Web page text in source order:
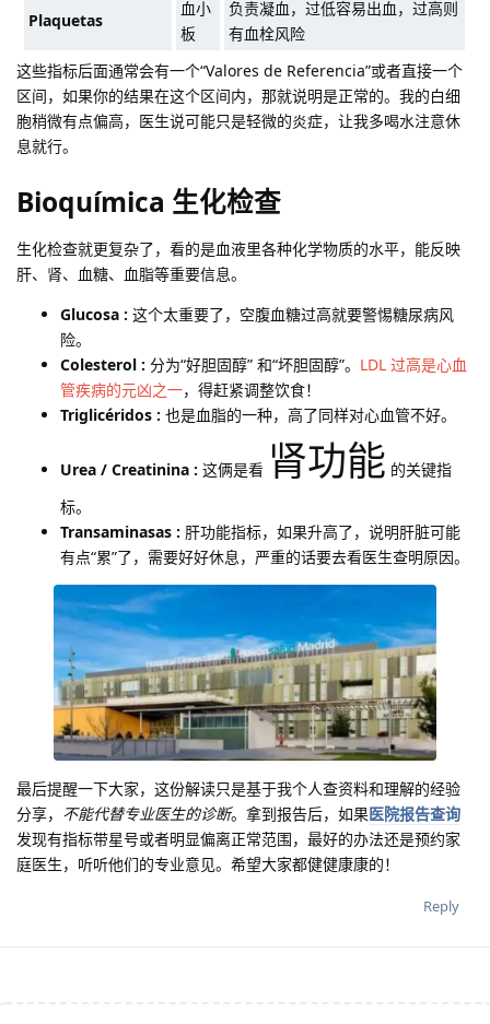
Plaquetas
血小
板
负责凝血，过低容易出血，过高则
有血栓风险
这些指标后面通常会有一个“Valores de Referencia”或者直接一个
区间，如果你的结果在这个区间内，那就说明是正常的。我的白细
胞稍微有点偏高，医生说可能只是轻微的炎症，让我多喝水注意休
息就行。
Bioquímica 生化检查
生化检查就更复杂了，看的是血液里各种化学物质的水平，能反映
肝、肾、血糖、血脂等重要信息。
Glucosa : 这个太重要了，空腹血糖过高就要警惕糖尿病风
险。
Colesterol : 分为“好胆固醇” 和“坏胆固醇”。 LDL 过高是心血
管疾病的元凶之一，得赶紧调整饮食！
Triglicéridos : 也是血脂的一种，高了同样对心血管不好。
Urea / Creatinina : 这俩是看 肾功能 的关键指
标。
Transaminasas : 肝功能指标，如果升高了，说明肝脏可能
有点“累”了，需要好好休息，严重的话要去看医生查明原因。
最后提醒一下大家，这份解读只是基于我个人查资料和理解的经验
分享， 不能代替专业医生的诊断。拿到报告后，如果医院报告查询
发现有指标带星号或者明显偏离正常范围，最好的办法还是预约家
庭医生，听听他们的专业意见。希望大家都健健康康的！
Reply